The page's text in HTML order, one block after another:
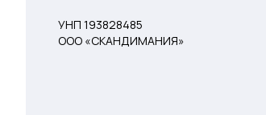
УНП 193828485
ООО «СКАНДИМАНИЯ»